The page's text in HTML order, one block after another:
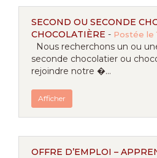
SECOND OU SECONDE
CHOCOLATIÈRE - Postée le
Nous recherchons un ou
seconde chocolatier ou
rejoindre notre �...
Afficher
OFFRE D’EMPLOI –